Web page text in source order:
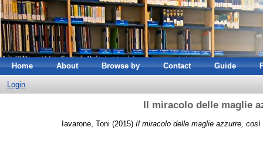
Home About Browse by Contact Guide
Login
Il miracolo delle maglie
Iavarone, Toni (2015) Il miracolo delle maglie azzurre,